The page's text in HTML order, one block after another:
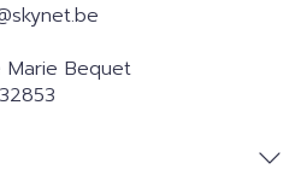
skynet.be
Marie Bequet